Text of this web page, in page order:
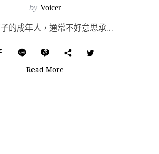
by Voicer
愛要面子的成年人，通常不好意思承認內心還是個幼稚鬼。就算很想請假瘋玩一整天，現實裡頂多也只能在下班後...
Read More